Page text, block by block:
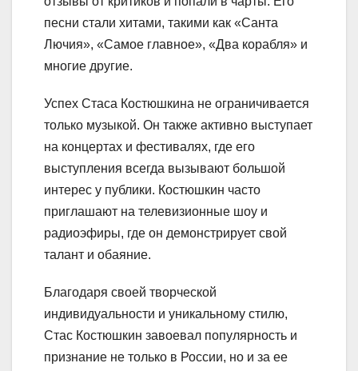
песни стали хитами, такими как «Санта
Лючия», «Самое главное», «Два корабля» и
многие другие.
Успех Стаса Костюшкина не ограничивается
только музыкой. Он также активно выступает
на концертах и фестивалях, где его
выступления всегда вызывают большой
интерес у публики. Костюшкин часто
приглашают на телевизионные шоу и
радиоэфиры, где он демонстрирует свой
талант и обаяние.
Благодаря своей творческой
индивидуальности и уникальному стилю,
Стас Костюшкин завоевал популярность и
признание не только в России, но и за ее